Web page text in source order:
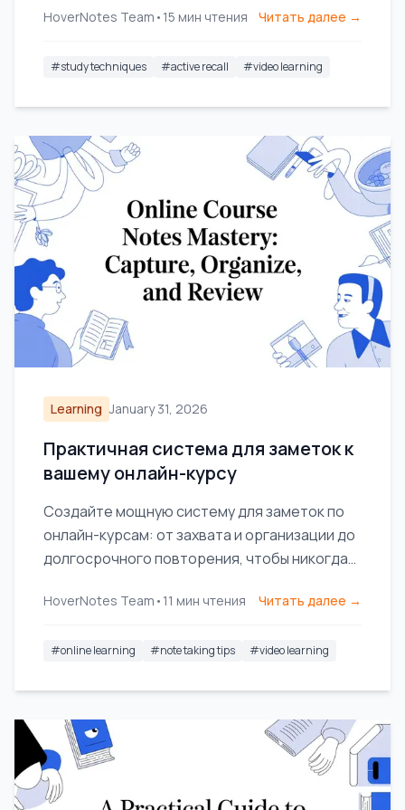
эффективных учебных методик.
HoverNotes Team • 15 мин чтения Читать далее →
#study techniques #active recall #video learning
Learning January 31, 2026
Практичная система для заметок к
вашему онлайн-курсу
Создайте мощную систему для заметок по
онлайн-курсам: от захвата и организации до
долгосрочного повторения, чтобы никогда
HoverNotes Team • 11 мин чтения Читать далее →
#online learning #note taking tips #video learning